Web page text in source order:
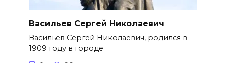
Васильев Сергей Николаевич
Васильев Сергей Николаевич, родился в
1909 году в городе